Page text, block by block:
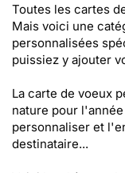
Toutes les cartes
Mais voici une
personnalisées
puissiez y ajouter
La carte de voeux
nature pour
personnaliser et
destinataire...